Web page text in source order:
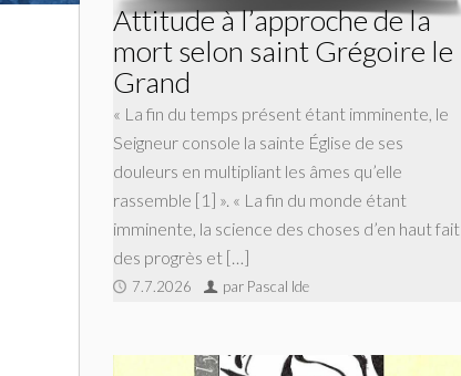
Attitude à l’approche de la
mort selon saint Grégoire le
Grand
« La fin du temps présent étant imminente, le
Seigneur console la sainte Église de ses
douleurs en multipliant les âmes qu’elle
rassemble [1] ». « La fin du monde étant
imminente, la science des choses d’en haut fait
des progrès et […]
7.7.2026 par Pascal Ide